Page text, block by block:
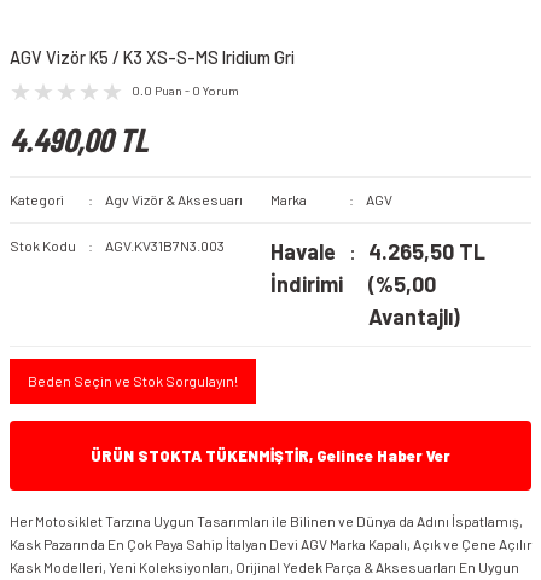
AGV Vizör K5 / K3 XS-S-MS Iridium Gri
0.0 Puan - 0 Yorum
4.490,00 TL
Kategori Agv Vizör & Aksesuarı Marka AGV
Stok Kodu AGV.KV31B7N3.003
Havale
İndirimi
4.265,50 TL
(%5,00
Avantajlı)
Beden Seçin ve Stok Sorgulayın!
ÜRÜN STOKTA TÜKENMİŞTİR, Gelince Haber Ver
Her Motosiklet Tarzına Uygun Tasarımları ile Bilinen ve Dünya da Adını İspatlamış,
Kask Pazarında En Çok Paya Sahip İtalyan Devi AGV Marka Kapalı, Açık ve Çene Açılır
Kask Modelleri, Yeni Koleksiyonları, Orijinal Yedek Parça & Aksesuarları En Uygun